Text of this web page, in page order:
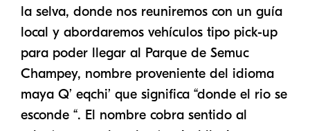
la selva, donde nos reuniremos con un guía
local y abordaremos vehículos tipo pick-up
para poder llegar al Parque de Semuc
Champey, nombre proveniente del idioma
maya Q’ eqchi’ que significa “donde el rio se
esconde “. El nombre cobra sentido al